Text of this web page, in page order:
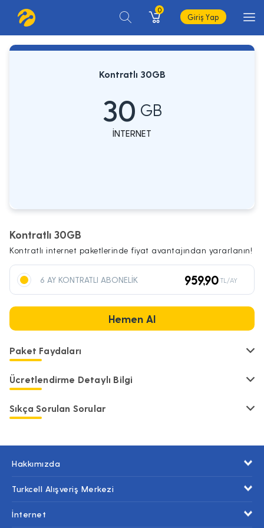
0
Giriş Yap
Kontratlı 30GB
30 GB
İNTERNET
Kontratlı 30GB
Kontratlı internet paketlerinde fiyat avantajından yararlanın!
6 AY KONTRATLI ABONELİK 959,90 TL/AY
Hemen Al
Paket Faydaları
Ücretlendirme Detaylı Bilgi
Sıkça Sorulan Sorular
Hakkımızda
Turkcell Alışveriş Merkezi
İnternet